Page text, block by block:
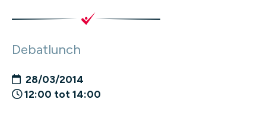
Debatlunch
28/03/2014
12:00 tot 14:00